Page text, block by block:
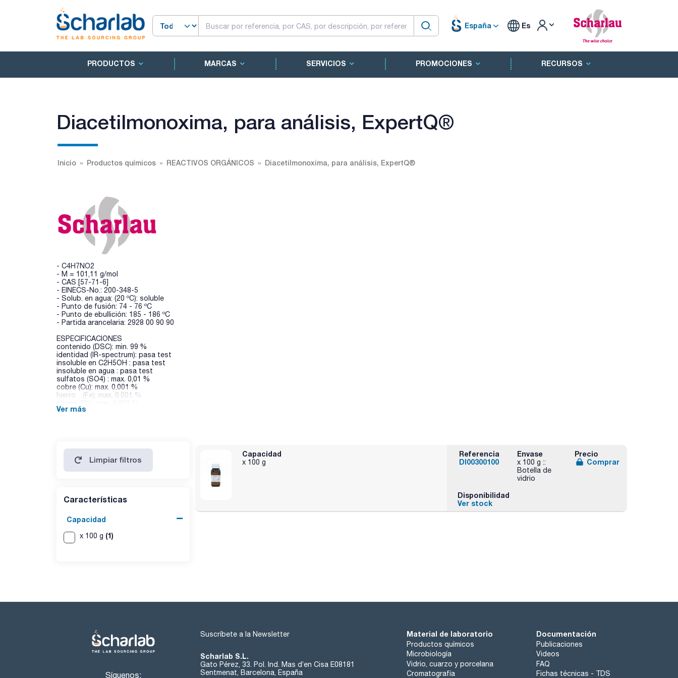
España Es
PRODUCTOS MARCAS SERVICIOS PROMOCIONES RECURSOS
Diacetilmonoxima, para análisis, ExpertQ®
Inicio Productos químicos REACTIVOS ORGÁNICOS Diacetilmonoxima, para análisis, ExpertQ®
- C4H7NO2
- M = 101,11 g/mol
- CAS [57-71-6]
- EINECS-No.: 200-348-5
- Solub. en agua: (20 ºC): soluble
- Punto de fusión: 74 - 76 ºC
- Punto de ebullición: 185 - 186 ºC
- Partida arancelaria: 2928 00 90 90
ESPECIFICACIONES
contenido (DSC): min. 99 %
identidad (IR-spectrum): pasa test
insoluble en C2H5OH : pasa test
insoluble en agua : pasa test
sulfatos (SO4) : max. 0,01 %
cobre (Cu): max. 0,001 %
hierro (Fe): max. 0,001 %
niquel (Ni): max. 0,001 %
Ver más
Limpiar filtros
Características
Capacidad
x 100 g (1)
Capacidad
x 100 g
Referencia
DI00300100
Envase
x 100 g ::
Botella de
vidrio
Precio
Comprar
Disponibilidad
Ver stock
Síguenos:
Suscríbete a la Newsletter
Scharlab S.L.
Gato Pérez, 33. Pol. Ind. Mas d’en Cisa E08181
Sentmenat, Barcelona, España
Material de laboratorio
Productos químicos
Microbiología
Vidrio, cuarzo y porcelana
Cromatografía
Documentación
Publicaciones
Videos
FAQ
Fichas técnicas - TDS